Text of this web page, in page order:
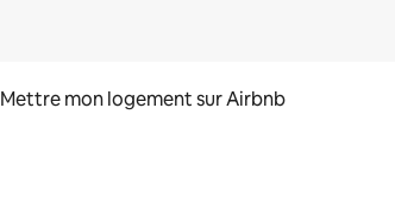
Mettre mon logement sur Airbnb